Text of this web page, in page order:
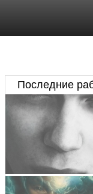
Последние